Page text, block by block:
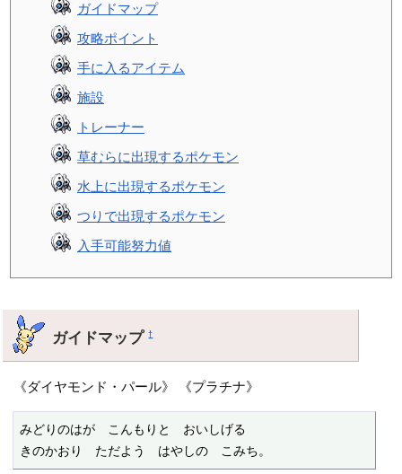
ガイドマップ
攻略ポイント
手に入るアイテム
施設
トレーナー
草むらに出現するポケモン
水上に出現するポケモン
つりで出現するポケモン
入手可能努力値
ガイドマップ†
《ダイヤモンド・パール》 《プラチナ》
みどりのはが　こんもりと　おいしげる
きのかおり　ただよう　はやしの　こみち。